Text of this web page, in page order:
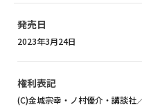
発売日
2023年3月24日
権利表記
(C)金城宗幸・ノ村優介・講談社